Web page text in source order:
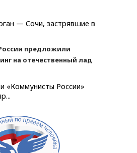
— Сочи, застрявшие в
предложили
на отечественный лад
«Коммунисты России»